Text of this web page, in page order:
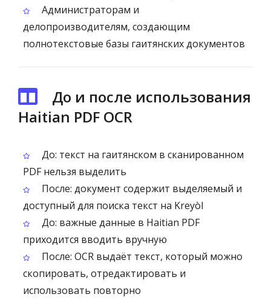
Администраторам и
делопроизводителям, создающим
полнотекстовые базы гаитянских документов
До и после использования
Haitian PDF OCR
До: текст на гаитянском в сканированном
PDF нельзя выделить
После: документ содержит выделяемый и
доступный для поиска текст на Kreyòl
До: важные данные в Haitian PDF
приходится вводить вручную
После: OCR выдаёт текст, который можно
скопировать, отредактировать и
использовать повторно